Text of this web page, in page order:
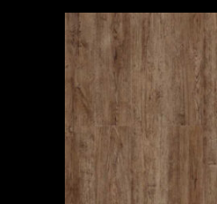
Tarkett
Digi
Edition
Ran
(Рейтинг